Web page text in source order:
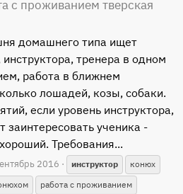
с проживанием тверская
домашнего типа ищет
тренера в одном
работа в ближнем
лошадей, козы, собаки.
если уровень инструктора,
заинтересовать ученика -
Требования...
2016 инструктор
конюх
работа с проживанием